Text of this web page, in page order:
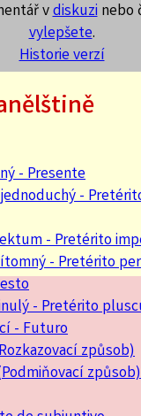
vdiskuzinebo
vylepšete.
Historie verzí
- Presente
-
- Pretérito
- Pretérito
- Pretérito
- Futuro
způsob)
způsob)